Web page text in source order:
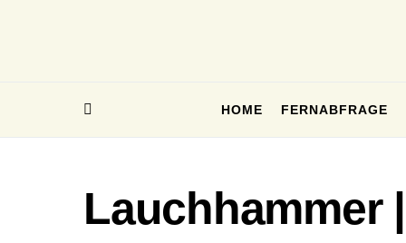
HOME FERNABFRAGE
Lauchhammer